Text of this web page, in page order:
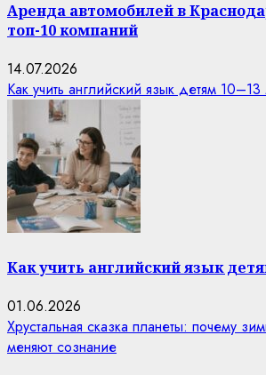
Аренда автомобилей в
топ-10 компаний
14.07.2026
Как учить английский язык детям 10–13
Как учить английский язык
01.06.2026
Хрустальная сказка планеты: почему
меняют сознание